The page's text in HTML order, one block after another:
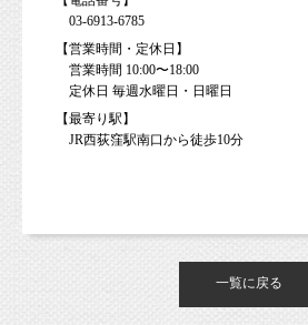
03-6913-6785
【営業時間・定休日】
営業時間 10:00〜18:00
定休日 毎週水曜日・日曜日
【最寄り駅】
JR西荻窪駅南口から徒歩10分
一覧に戻る